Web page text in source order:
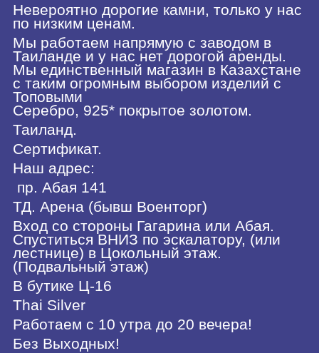
Невероятно дорогие камни, только у нас
по низким ценам.
Мы работаем напрямую с заводом в
Таиланде и у нас нет дорогой аренды.
Мы единственный магазин в Казахстане
с таким огромным выбором изделий с
Топовыми
Серебро, 925* покрытое золотом.
Таиланд.
Сертификат.
Наш адрес:
пр. Абая 141
ТД. Арена (бывш Военторг)
Вход со стороны Гагарина или Абая.
Спуститься ВНИЗ по эскалатору, (или
лестнице) в Цокольный этаж.
(Подвальный этаж)
В бутике Ц-16
Thai Silver
Работаем с 10 утра до 20 вечера!
Без Выходных!